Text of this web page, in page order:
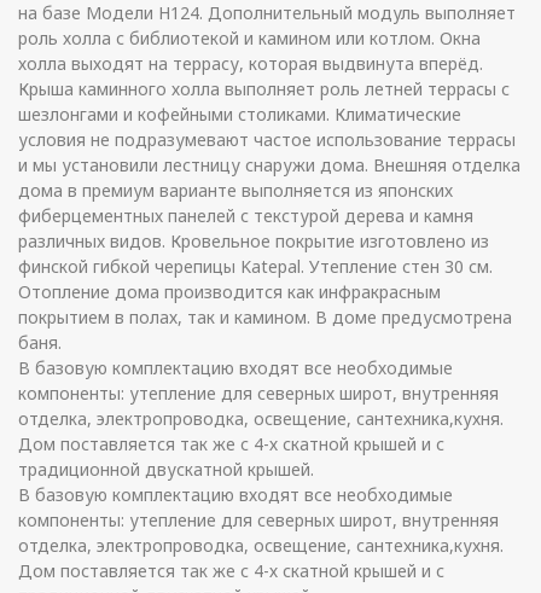
на базе Модели H124. Дополнительный модуль выполняет
роль холла с библиотекой и камином или котлом. Окна
холла выходят на террасу, которая выдвинута вперёд.
Крыша каминного холла выполняет роль летней террасы с
шезлонгами и кофейными столиками. Климатические
условия не подразумевают частое использование террасы
и мы установили лестницу снаружи дома. Внешняя отделка
дома в премиум варианте выполняется из японских
фиберцементных панелей с текстурой дерева и камня
различных видов. Кровельное покрытие изготовлено из
финской гибкой черепицы Katepal. Утепление стен 30 см.
Отопление дома производится как инфракрасным
покрытием в полах, так и камином. В доме предусмотрена
баня.
В базовую комплектацию входят все необходимые
компоненты: утепление для северных широт, внутренняя
отделка, электропроводка, освещение, сантехника,кухня.
Дом поставляется так же с 4-х скатной крышей и с
традиционной двускатной крышей.
В базовую комплектацию входят все необходимые
компоненты: утепление для северных широт, внутренняя
отделка, электропроводка, освещение, сантехника,кухня.
Дом поставляется так же с 4-х скатной крышей и с